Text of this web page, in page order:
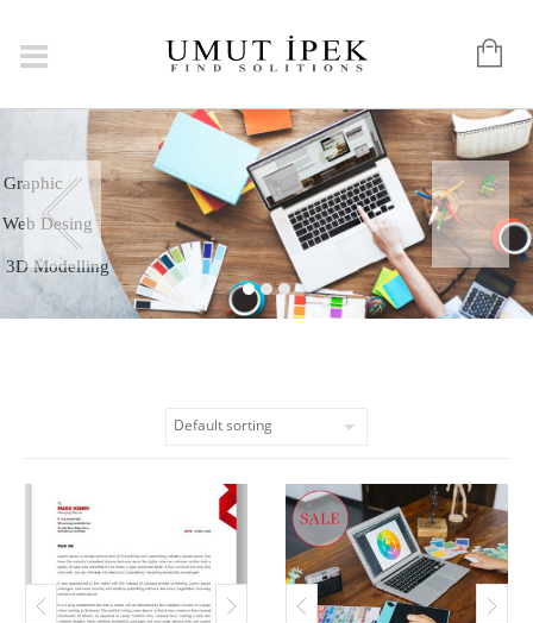
3D Modelling
Graphic
Web Desing